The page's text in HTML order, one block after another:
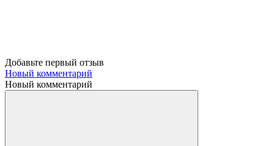
Добавьте первый отзыв
Новый комментарий
Новый комментарий